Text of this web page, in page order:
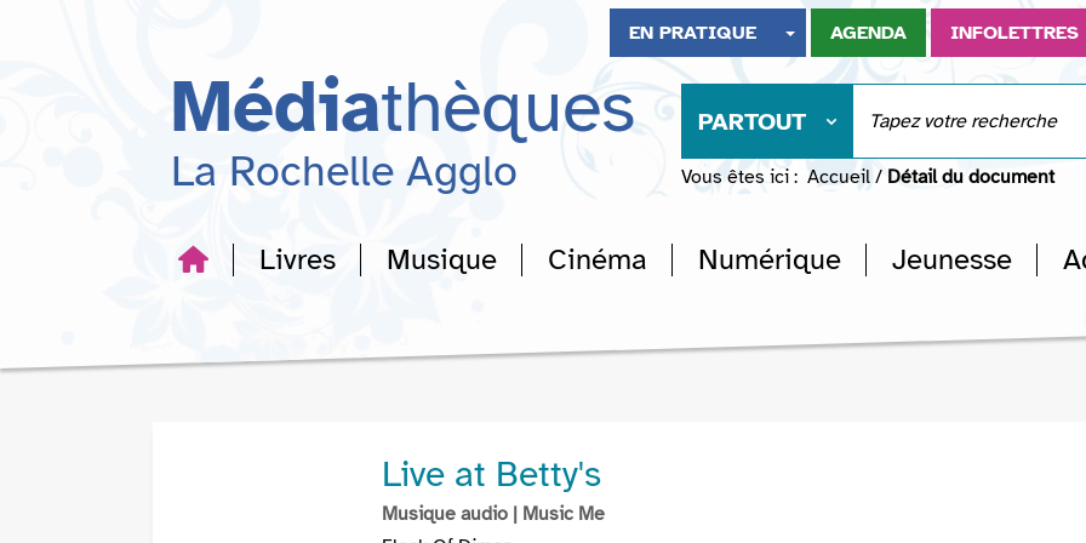
recherche
EN PRATIQUE AGENDA INFOLETTRES
Médiathèques
La Rochelle Agglo
PARTOUT
Vous êtes ici : Accueil / Détail du document
Livres Musique Cinéma Numérique Jeunesse
Live at Betty's
Musique audio | Music Me